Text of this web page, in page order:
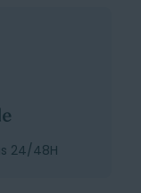
24/48H